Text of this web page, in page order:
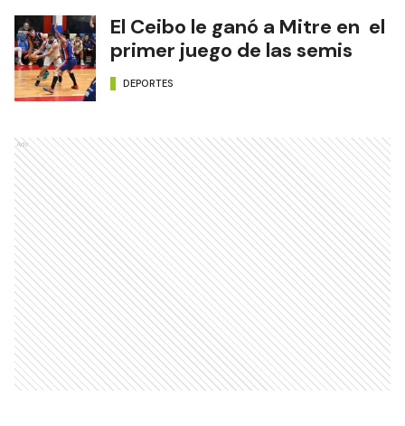
El Ceibo le ganó a Mitre en el
primer juego de las semis
DEPORTES
Ads